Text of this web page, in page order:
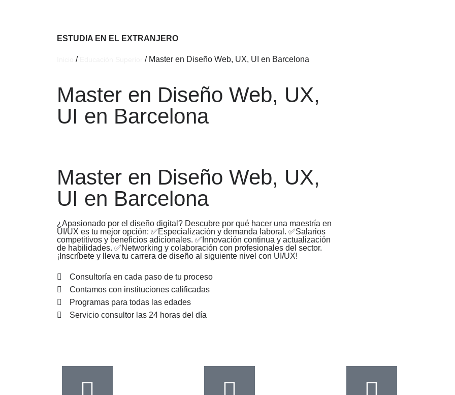
ESTUDIA EN EL EXTRANJERO
/ / Master en Diseño Web, UX, UI en Barcelona
Master en Diseño Web, UX,
UI en Barcelona
Master en Diseño Web, UX,
UI en Barcelona
¿Apasionado por el diseño digital? Descubre por qué hacer una maestría en
UI/UX es tu mejor opción: ✅Especialización y demanda laboral. ✅Salarios
competitivos y beneficios adicionales. ✅Innovación continua y actualización
de habilidades. ✅Networking y colaboración con profesionales del sector.
¡Inscríbete y lleva tu carrera de diseño al siguiente nivel con UI/UX!
Consultoría en cada paso de tu proceso
Contamos con instituciones calificadas
Programas para todas las edades
Servicio consultor las 24 horas del día